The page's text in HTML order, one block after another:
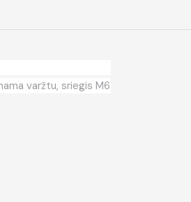
varžtu, sriegis M6